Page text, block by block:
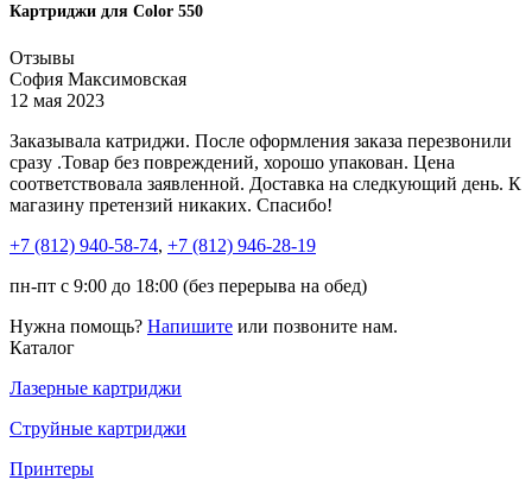
Картриджи для Color 550
Отзывы
София Максимовская
12 мая 2023
Заказывала катриджи. После оформления заказа перезвонили
сразу .Товар без повреждений, хорошо упакован. Цена
соответствовала заявленной. Доставка на следкующий день. К
магазину претензий никаких. Спасибо!
+7 (812) 940-58-74, +7 (812) 946-28-19
пн-пт с 9:00 до 18:00 (без перерыва на обед)
Нужна помощь? Напишите или позвоните нам.
Каталог
Лазерные картриджи
Струйные картриджи
Принтеры